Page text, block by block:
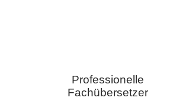
Professionelle
Fachübersetzer